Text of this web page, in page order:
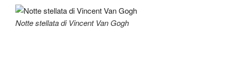
Notte stellata di Vincent Van Gogh